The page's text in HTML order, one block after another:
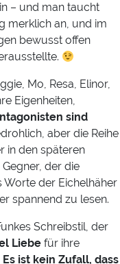
– und man taucht
merklich an, und im
bewusst offen
Mo, Resa, Elinor,
Eigenheiten,
sind
aber die Reihe
in den späteren
Gegner, der die
Worte der Eichelhäher
spannend zu lesen.
Schreibstil, der
Liebe für ihre
Es ist kein Zufall, dass